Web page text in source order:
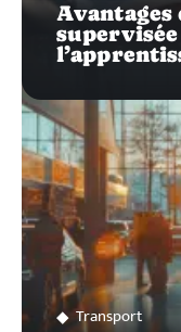
Avantages
Transport